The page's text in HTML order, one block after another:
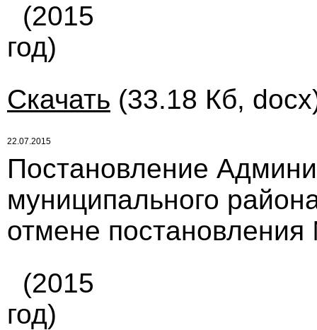
(2015
год)
Скачать (33.18 Кб,
22.07.2015
Постановление
муниципального
отмене
(2015
год)